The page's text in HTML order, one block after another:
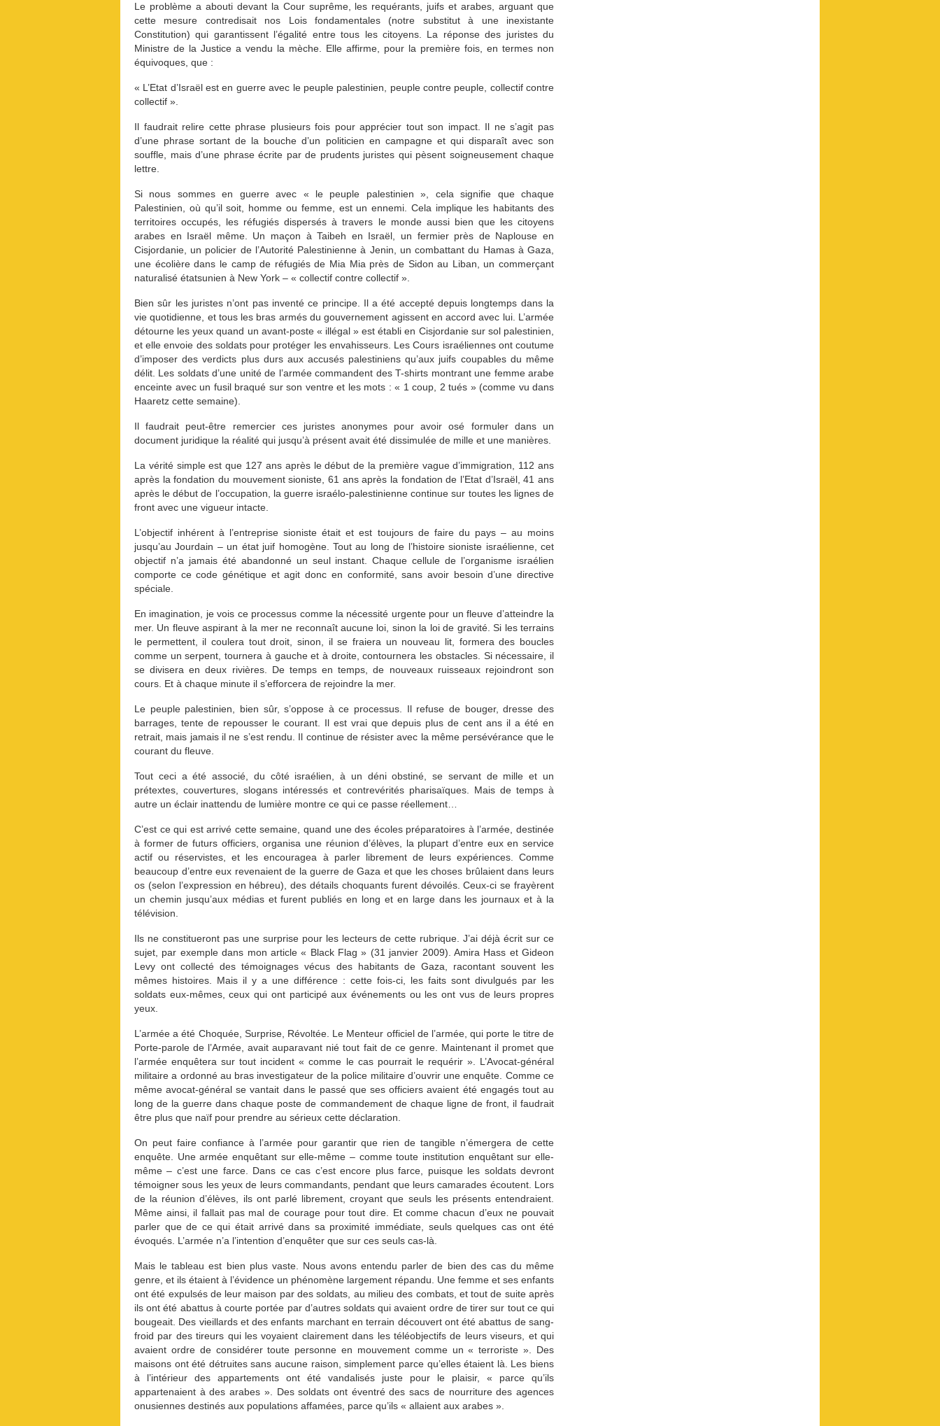
Le problème a abouti devant la Cour suprême, les requérants, juifs et arabes, arguant que
cette mesure contredisait nos Lois fondamentales (notre substitut à une inexistante
Constitution) qui garantissent l’égalité entre tous les citoyens. La réponse des juristes du
Ministre de la Justice a vendu la mèche. Elle affirme, pour la première fois, en termes non
équivoques, que :
« L’Etat d’Israël est en guerre avec le peuple palestinien, peuple contre peuple, collectif contre
collectif ».
Il faudrait relire cette phrase plusieurs fois pour apprécier tout son impact. Il ne s’agit pas
d’une phrase sortant de la bouche d’un politicien en campagne et qui disparaît avec son
souffle, mais d’une phrase écrite par de prudents juristes qui pèsent soigneusement chaque
lettre.
Si nous sommes en guerre avec « le peuple palestinien », cela signifie que chaque
Palestinien, où qu’il soit, homme ou femme, est un ennemi. Cela implique les habitants des
territoires occupés, les réfugiés dispersés à travers le monde aussi bien que les citoyens
arabes en Israël même. Un maçon à Taibeh en Israël, un fermier près de Naplouse en
Cisjordanie, un policier de l’Autorité Palestinienne à Jenin, un combattant du Hamas à Gaza,
une écolière dans le camp de réfugiés de Mia Mia près de Sidon au Liban, un commerçant
naturalisé étatsunien à New York – « collectif contre collectif ».
Bien sûr les juristes n’ont pas inventé ce principe. Il a été accepté depuis longtemps dans la
vie quotidienne, et tous les bras armés du gouvernement agissent en accord avec lui. L’armée
détourne les yeux quand un avant-poste « illégal » est établi en Cisjordanie sur sol palestinien,
et elle envoie des soldats pour protéger les envahisseurs. Les Cours israéliennes ont coutume
d’imposer des verdicts plus durs aux accusés palestiniens qu’aux juifs coupables du même
délit. Les soldats d’une unité de l’armée commandent des T-shirts montrant une femme arabe
enceinte avec un fusil braqué sur son ventre et les mots : « 1 coup, 2 tués » (comme vu dans
Haaretz cette semaine).
Il faudrait peut-être remercier ces juristes anonymes pour avoir osé formuler dans un
document juridique la réalité qui jusqu’à présent avait été dissimulée de mille et une manières.
La vérité simple est que 127 ans après le début de la première vague d’immigration, 112 ans
après la fondation du mouvement sioniste, 61 ans après la fondation de l’Etat d’Israël, 41 ans
après le début de l’occupation, la guerre israélo-palestinienne continue sur toutes les lignes de
front avec une vigueur intacte.
L’objectif inhérent à l’entreprise sioniste était et est toujours de faire du pays – au moins
jusqu’au Jourdain – un état juif homogène. Tout au long de l’histoire sioniste israélienne, cet
objectif n’a jamais été abandonné un seul instant. Chaque cellule de l’organisme israélien
comporte ce code génétique et agit donc en conformité, sans avoir besoin d’une directive
spéciale.
En imagination, je vois ce processus comme la nécessité urgente pour un fleuve d’atteindre la
mer. Un fleuve aspirant à la mer ne reconnaît aucune loi, sinon la loi de gravité. Si les terrains
le permettent, il coulera tout droit, sinon, il se fraiera un nouveau lit, formera des boucles
comme un serpent, tournera à gauche et à droite, contournera les obstacles. Si nécessaire, il
se divisera en deux rivières. De temps en temps, de nouveaux ruisseaux rejoindront son
cours. Et à chaque minute il s’efforcera de rejoindre la mer.
Le peuple palestinien, bien sûr, s’oppose à ce processus. Il refuse de bouger, dresse des
barrages, tente de repousser le courant. Il est vrai que depuis plus de cent ans il a été en
retrait, mais jamais il ne s’est rendu. Il continue de résister avec la même persévérance que le
courant du fleuve.
Tout ceci a été associé, du côté israélien, à un déni obstiné, se servant de mille et un
prétextes, couvertures, slogans intéressés et contrevérités pharisaïques. Mais de temps à
autre un éclair inattendu de lumière montre ce qui ce passe réellement…
C’est ce qui est arrivé cette semaine, quand une des écoles préparatoires à l’armée, destinée
à former de futurs officiers, organisa une réunion d’élèves, la plupart d’entre eux en service
actif ou réservistes, et les encouragea à parler librement de leurs expériences. Comme
beaucoup d’entre eux revenaient de la guerre de Gaza et que les choses brûlaient dans leurs
os (selon l’expression en hébreu), des détails choquants furent dévoilés. Ceux-ci se frayèrent
un chemin jusqu’aux médias et furent publiés en long et en large dans les journaux et à la
télévision.
Ils ne constitueront pas une surprise pour les lecteurs de cette rubrique. J’ai déjà écrit sur ce
sujet, par exemple dans mon article « Black Flag » (31 janvier 2009). Amira Hass et Gideon
Levy ont collecté des témoignages vécus des habitants de Gaza, racontant souvent les
mêmes histoires. Mais il y a une différence : cette fois-ci, les faits sont divulgués par les
soldats eux-mêmes, ceux qui ont participé aux événements ou les ont vus de leurs propres
yeux.
L’armée a été Choquée, Surprise, Révoltée. Le Menteur officiel de l’armée, qui porte le titre de
Porte-parole de l’Armée, avait auparavant nié tout fait de ce genre. Maintenant il promet que
l’armée enquêtera sur tout incident « comme le cas pourrait le requérir ». L’Avocat-général
militaire a ordonné au bras investigateur de la police militaire d’ouvrir une enquête. Comme ce
même avocat-général se vantait dans le passé que ses officiers avaient été engagés tout au
long de la guerre dans chaque poste de commandement de chaque ligne de front, il faudrait
être plus que naïf pour prendre au sérieux cette déclaration.
On peut faire confiance à l’armée pour garantir que rien de tangible n’émergera de cette
enquête. Une armée enquêtant sur elle-même – comme toute institution enquêtant sur elle-
même – c’est une farce. Dans ce cas c’est encore plus farce, puisque les soldats devront
témoigner sous les yeux de leurs commandants, pendant que leurs camarades écoutent. Lors
de la réunion d’élèves, ils ont parlé librement, croyant que seuls les présents entendraient.
Même ainsi, il fallait pas mal de courage pour tout dire. Et comme chacun d’eux ne pouvait
parler que de ce qui était arrivé dans sa proximité immédiate, seuls quelques cas ont été
évoqués. L’armée n’a l’intention d’enquêter que sur ces seuls cas-là.
Mais le tableau est bien plus vaste. Nous avons entendu parler de bien des cas du même
genre, et ils étaient à l’évidence un phénomène largement répandu. Une femme et ses enfants
ont été expulsés de leur maison par des soldats, au milieu des combats, et tout de suite après
ils ont été abattus à courte portée par d’autres soldats qui avaient ordre de tirer sur tout ce qui
bougeait. Des vieillards et des enfants marchant en terrain découvert ont été abattus de sang-
froid par des tireurs qui les voyaient clairement dans les téléobjectifs de leurs viseurs, et qui
avaient ordre de considérer toute personne en mouvement comme un « terroriste ». Des
maisons ont été détruites sans aucune raison, simplement parce qu’elles étaient là. Les biens
à l’intérieur des appartements ont été vandalisés juste pour le plaisir, « parce qu’ils
appartenaient à des arabes ». Des soldats ont éventré des sacs de nourriture des agences
onusiennes destinés aux populations affamées, parce qu’ils « allaient aux arabes ».